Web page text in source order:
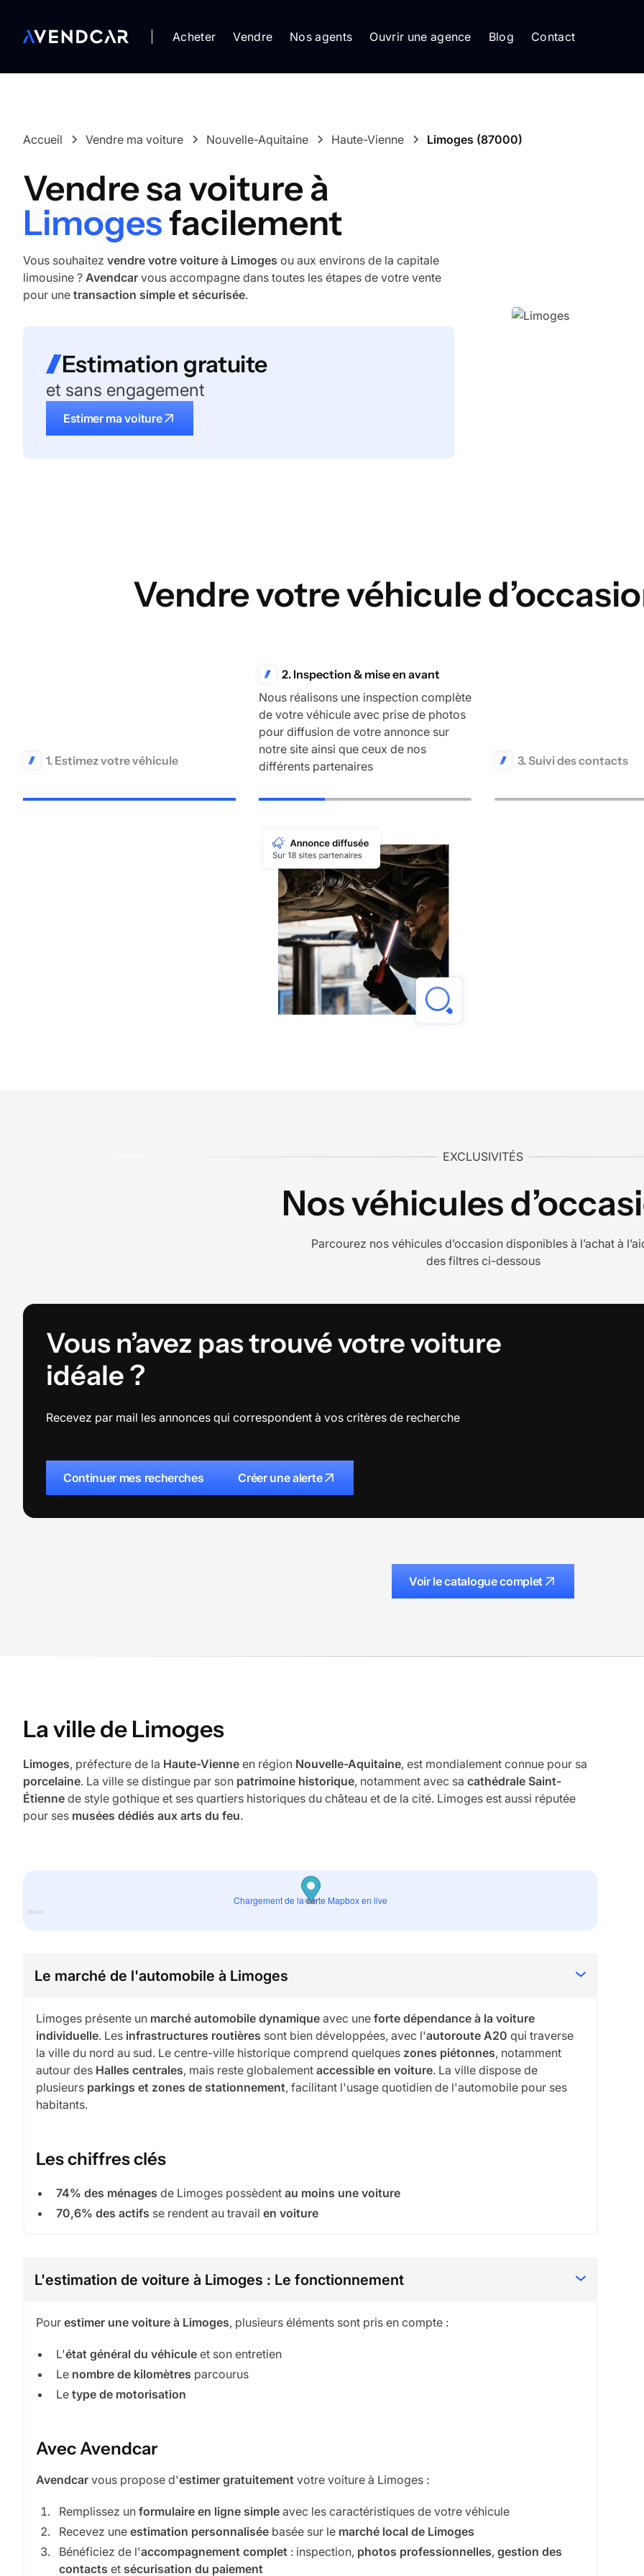
Acheter Vendre Nos agents Ouvrir une agence Blog Contact
Accueil Vendre ma voiture Nouvelle-Aquitaine Haute-Vienne Limoges (87000)
Vendre sa voiture à
Limogesfacilement
Vous souhaitez vendre votre voiture à Limoges ou aux environs de la capitale
limousine ? Avendcar vous accompagne dans toutes les étapes de votre vente
pour une transaction simple et sécurisée.
Estimation gratuite
et sans engagement
Estimer ma voiture
Vendre votre véhicule
1. Estimez votre véhicule
valeur de votre voiture. Nous la
2. Inspection & mise en avant
Nous réalisons une inspection complète
de votre véhicule avec prise de photos
pour diffusion de votre annonce sur
notre site ainsi que ceux de nos
différents partenaires
3. Suivi des contacts
et des différentes
EXCLUSIVITÉS
Nos véhicules
Parcourez nos véhicules d’occasion disponibles à l’achat à
des filtres ci-dessous
Vous n’avez pas trouvé votre voiture
idéale ?
Recevez par mail les annonces qui correspondent à vos critères de recherche
Continuer mes recherches Créer une alerte
Voir le catalogue complet
La ville de Limoges
Limoges, préfecture de la Haute-Vienne en région Nouvelle-Aquitaine, est mondialement connue pour sa
porcelaine. La ville se distingue par son patrimoine historique, notamment avec sa cathédrale Saint-
Étienne de style gothique et ses quartiers historiques du château et de la cité. Limoges est aussi réputée
pour ses musées dédiés aux arts du feu.
Chargement de la carte Mapbox en live
Le marché de l'automobile à Limoges
Limoges présente un marché automobile dynamique avec une forte dépendance à la voiture
individuelle. Les infrastructures routières sont bien développées, avec l'autoroute A20 qui traverse
la ville du nord au sud. Le centre-ville historique comprend quelques zones piétonnes, notamment
autour des Halles centrales, mais reste globalement accessible en voiture. La ville dispose de
plusieurs parkings et zones de stationnement, facilitant l'usage quotidien de l'automobile pour ses
habitants.
Les chiffres clés
74% des ménages de Limoges possèdent au moins une voiture
70,6% des actifs se rendent au travail en voiture
L'estimation de voiture à Limoges : Le fonctionnement
Pour estimer une voiture à Limoges, plusieurs éléments sont pris en compte :
L'état général du véhicule et son entretien
Le nombre de kilomètres parcourus
Le type de motorisation
Avec Avendcar
Avendcar vous propose d'estimer gratuitement votre voiture à Limoges :
Remplissez un formulaire en ligne simple avec les caractéristiques de votre véhicule
Recevez une estimation personnalisée basée sur le marché local de Limoges
Bénéficiez de l'accompagnement complet : inspection, photos professionnelles, gestion des
contacts et sécurisation du paiement